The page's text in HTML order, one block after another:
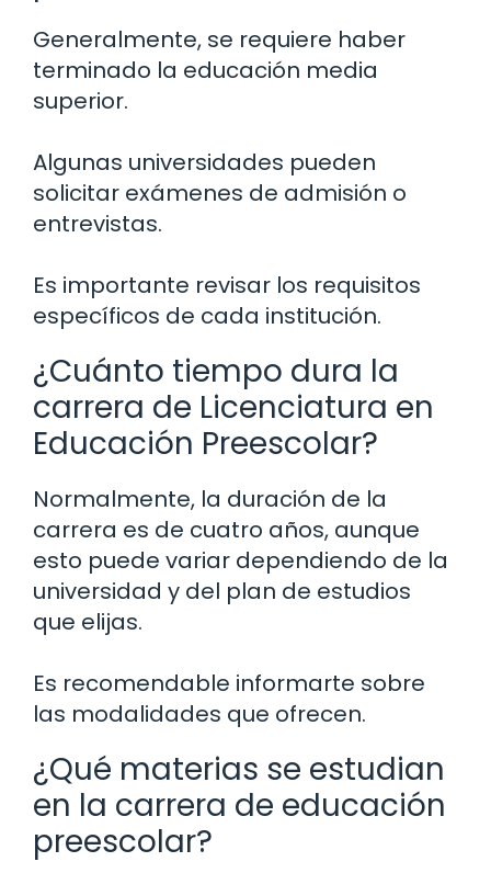
Generalmente, se requiere haber
terminado la educación media
superior.
Algunas universidades pueden
solicitar exámenes de admisión o
entrevistas.
Es importante revisar los requisitos
específicos de cada institución.
¿Cuánto tiempo dura la
carrera de Licenciatura en
Educación Preescolar?
Normalmente, la duración de la
carrera es de cuatro años, aunque
esto puede variar dependiendo de la
universidad y del plan de estudios
que elijas.
Es recomendable informarte sobre
las modalidades que ofrecen.
¿Qué materias se estudian
en la carrera de educación
preescolar?